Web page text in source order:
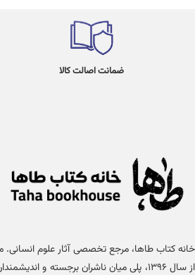
ضمانت اصالت کالا
خانه کتاب طاها، مرجع تخصصی آثار علوم انسانی.
از سال ۱۳۹۶، پلی میان ناشران برجسته و